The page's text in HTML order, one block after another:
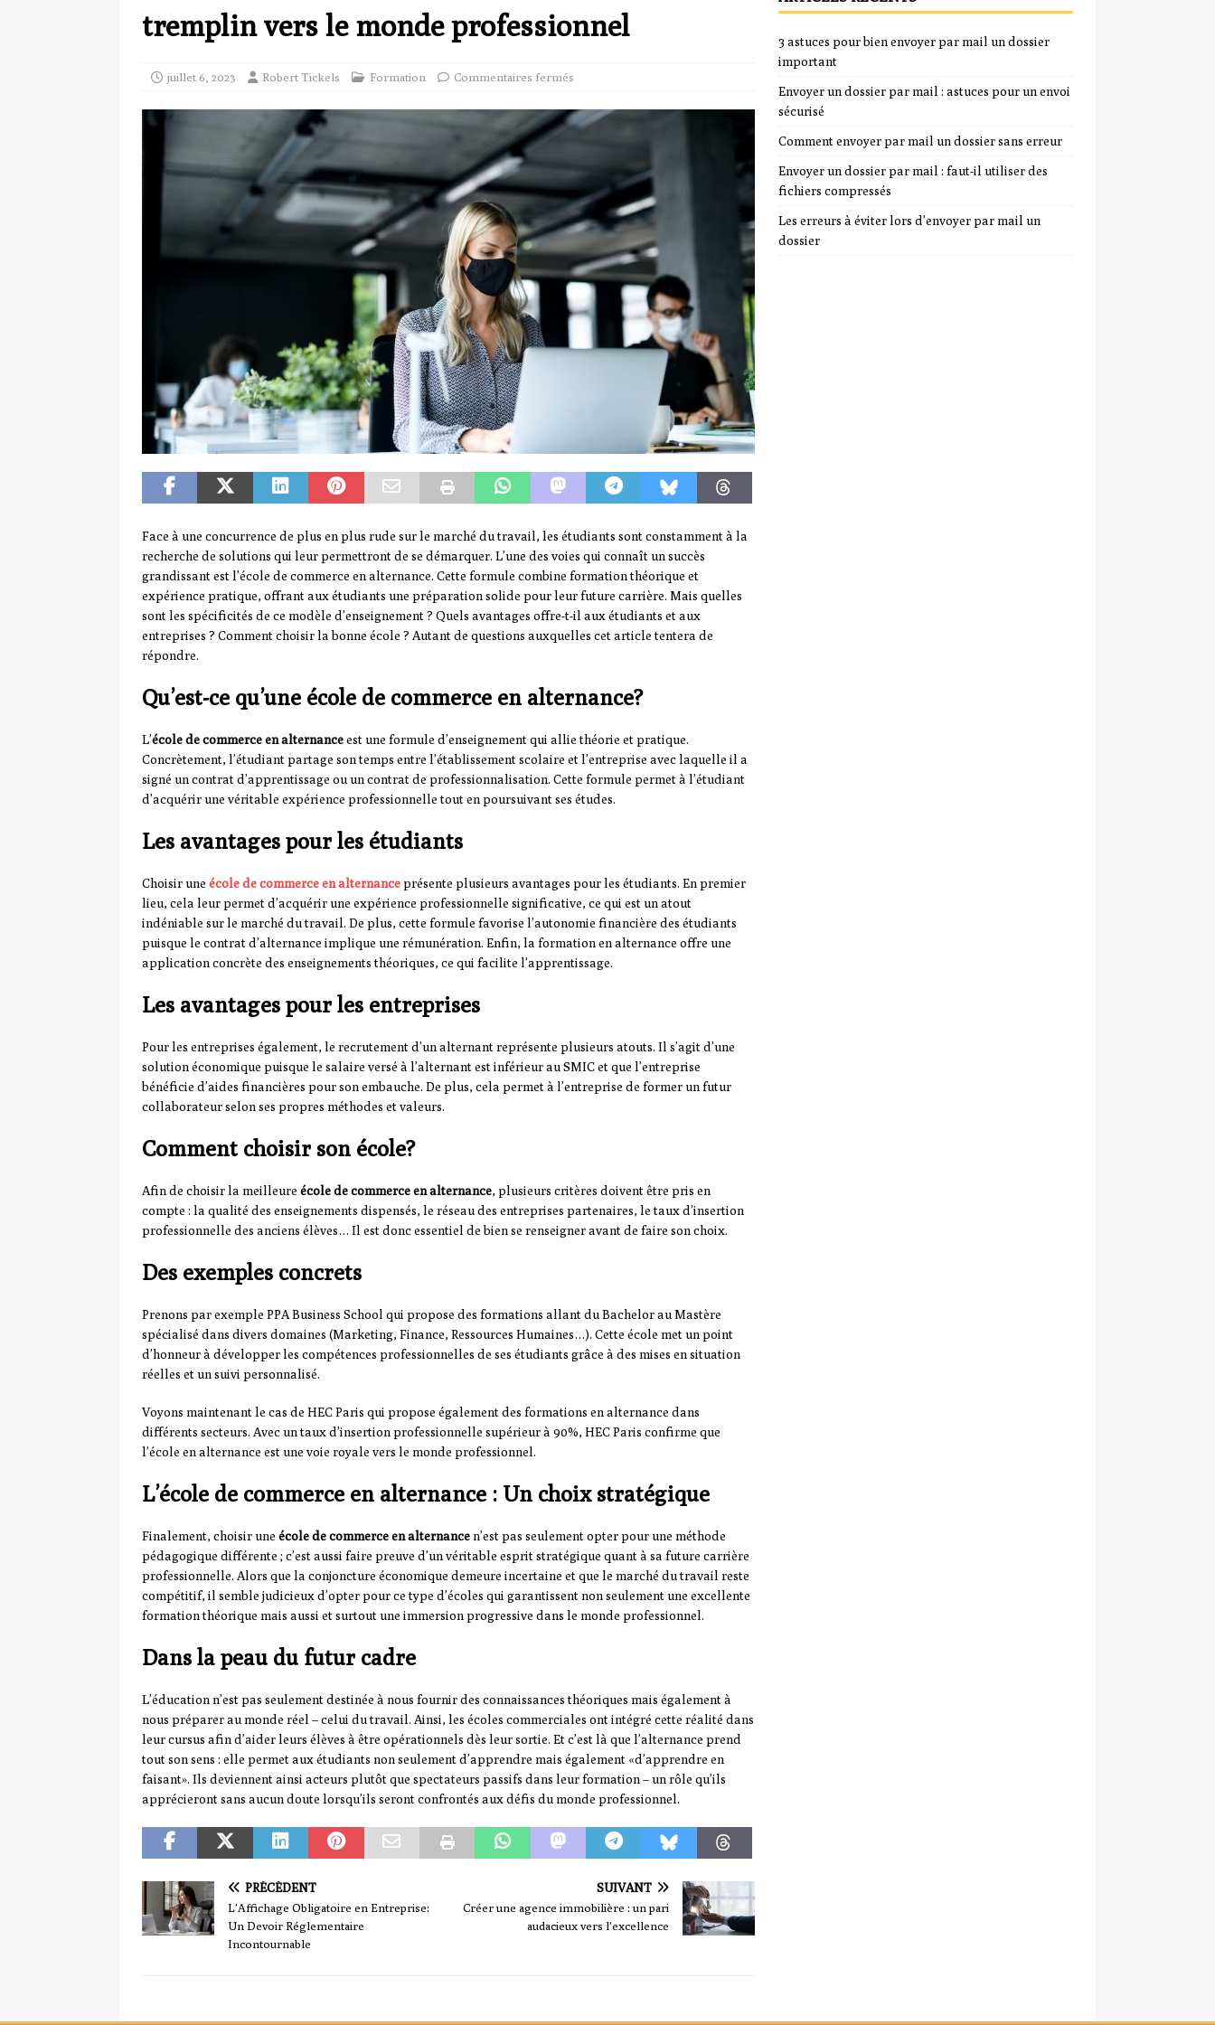
tremplin vers le monde professionnel
juillet 6, 2023 Robert Tickels Formation Commentaires fermés
Face à une concurrence de plus en plus rude sur le marché du travail, les étudiants sont constamment à la
recherche de solutions qui leur permettront de se démarquer. L’une des voies qui connaît un succès
grandissant est l’école de commerce en alternance. Cette formule combine formation théorique et
expérience pratique, offrant aux étudiants une préparation solide pour leur future carrière. Mais quelles
sont les spécificités de ce modèle d’enseignement ? Quels avantages offre-t-il aux étudiants et aux
entreprises ? Comment choisir la bonne école ? Autant de questions auxquelles cet article tentera de
répondre.
Qu’est-ce qu’une école de commerce en alternance?
L’école de commerce en alternanceest une formule d’enseignement qui allie théorie et pratique.
Concrètement, l’étudiant partage son temps entre l’établissement scolaire et l’entreprise avec laquelle il a
signé un contrat d’apprentissage ou un contrat de professionnalisation. Cette formule permet à l’étudiant
d’acquérir une véritable expérience professionnelle tout en poursuivant ses études.
Les avantages pour les étudiants
Choisir une école de commerce en alternanceprésente plusieurs avantages pour les étudiants. En premier
lieu, cela leur permet d’acquérir une expérience professionnelle significative, ce qui est un atout
indéniable sur le marché du travail. De plus, cette formule favorise l’autonomie financière des étudiants
puisque le contrat d’alternance implique une rémunération. Enfin, la formation en alternance offre une
application concrète des enseignements théoriques, ce qui facilite l’apprentissage.
Les avantages pour les entreprises
Pour les entreprises également, le recrutement d’un alternant représente plusieurs atouts. Il s’agit d’une
solution économique puisque le salaire versé à l’alternant est inférieur au SMIC et que l’entreprise
bénéficie d’aides financières pour son embauche. De plus, cela permet à l’entreprise de former un futur
collaborateur selon ses propres méthodes et valeurs.
Comment choisir son école?
Afin de choisir la meilleure école de commerce en alternance, plusieurs critères doivent être pris en
compte : la qualité des enseignements dispensés, le réseau des entreprises partenaires, le taux d’insertion
professionnelle des anciens élèves… Il est donc essentiel de bien se renseigner avant de faire son choix.
Des exemples concrets
Prenons par exemple PPA Business School qui propose des formations allant du Bachelor au Mastère
spécialisé dans divers domaines (Marketing, Finance, Ressources Humaines…). Cette école met un point
d’honneur à développer les compétences professionnelles de ses étudiants grâce à des mises en situation
réelles et un suivi personnalisé.
Voyons maintenant le cas de HEC Paris qui propose également des formations en alternance dans
différents secteurs. Avec un taux d’insertion professionnelle supérieur à 90%, HEC Paris confirme que
l’école en alternance est une voie royale vers le monde professionnel.
L’école de commerce en alternance : Un choix stratégique
Finalement, choisir une école de commerce en alternancen’est pas seulement opter pour une méthode
pédagogique différente ; c’est aussi faire preuve d’un véritable esprit stratégique quant à sa future carrière
professionnelle. Alors que la conjoncture économique demeure incertaine et que le marché du travail reste
compétitif, il semble judicieux d’opter pour ce type d’écoles qui garantissent non seulement une excellente
formation théorique mais aussi et surtout une immersion progressive dans le monde professionnel.
Dans la peau du futur cadre
L’éducation n’est pas seulement destinée à nous fournir des connaissances théoriques mais également à
nous préparer au monde réel – celui du travail. Ainsi, les écoles commerciales ont intégré cette réalité dans
leur cursus afin d’aider leurs élèves à être opérationnels dès leur sortie. Et c’est là que l’alternance prend
tout son sens : elle permet aux étudiants non seulement d’apprendre mais également «d’apprendre en
faisant». Ils deviennent ainsi acteurs plutôt que spectateurs passifs dans leur formation – un rôle qu’ils
apprécieront sans aucun doute lorsqu’ils seront confrontés aux défis du monde professionnel.
PRÉCÉDENT
L’Affichage Obligatoire en Entreprise:
Un Devoir Réglementaire
Incontournable
SUIVANT
Créer une agence immobilière : un pari
audacieux vers l’excellence
3 astuces pour bien envoyer par mail un dossier
important
Envoyer un dossier par mail : astuces pour un envoi
sécurisé
Comment envoyer par mail un dossier sans erreur
Envoyer un dossier par mail : faut-il utiliser des
fichiers compressés
Les erreurs à éviter lors d’envoyer par mail un
dossier